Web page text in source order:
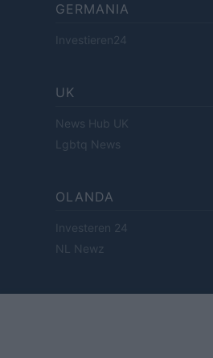
GERMANIA
Investieren24
UK
News Hub UK
Lgbtq News
OLANDA
Investeren 24
NL Newz